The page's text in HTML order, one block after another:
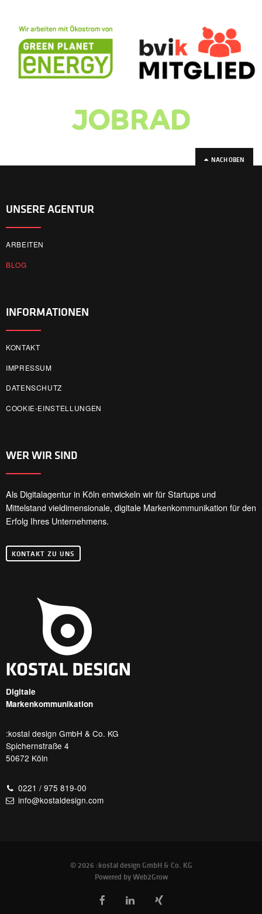
NACH OBEN
UNSERE AGENTUR
ARBEITEN
BLOG
INFORMATIONEN
KONTAKT
IMPRESSUM
DATENSCHUTZ
COOKIE-EINSTELLUNGEN
WER WIR SIND
Als Digitalagentur in Köln entwickeln wir für Startups und
Mittelstand vieldimensionale, digitale Markenkommunikation für den
Erfolg Ihres Unternehmens.
KONTAKT ZU UNS
Digitale
Markenkommunikation
:kostal design GmbH & Co. KG
Spichernstraße 4
50672 Köln
0221 / 975 819-00
info@kostaldesign.com
© 2026 :kostal design GmbH & Co. KG
Powered byWeb2Grow